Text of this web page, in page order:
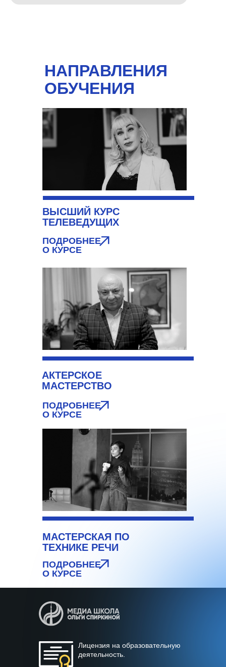
НАПРАВЛЕНИЯ
ОБУЧЕНИЯ
ПОДРОБНЕЕ
О КУРСЕ
АКТЕРСКОЕ
МАСТЕРСТВО
МАСТЕРСКАЯ ПО
ТЕХНИКЕ РЕЧИ
ПОДРОБНЕЕ
О КУРСЕ
ПОДРОБНЕЕ
О КУРСЕ
ВЫСШИЙ КУРС
ТЕЛЕВЕДУЩИХ
Лицензия на образовательную
деятельность.